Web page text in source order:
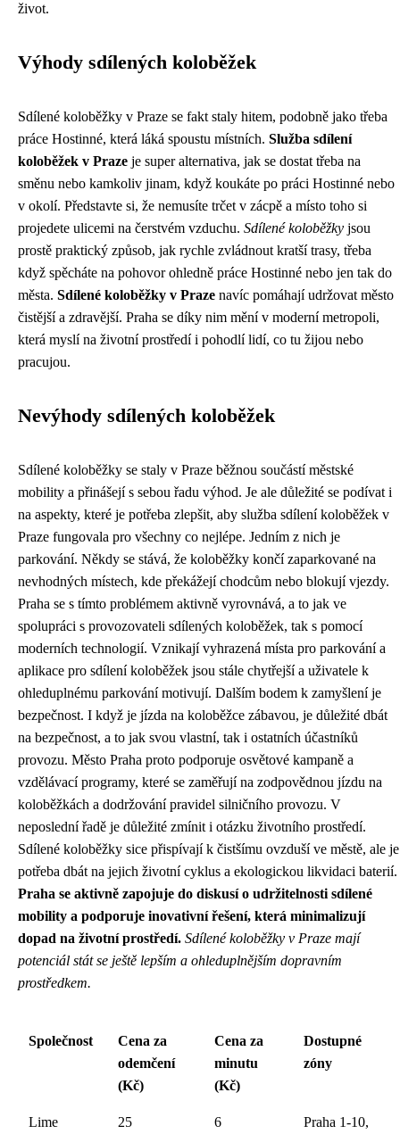
život.
Výhody sdílených koloběžek
Sdílené koloběžky v Praze se fakt staly hitem, podobně jako třeba
práce Hostinné, která láká spoustu místních. Služba sdílení
koloběžek v Praze je super alternativa, jak se dostat třeba na
směnu nebo kamkoliv jinam, když koukáte po práci Hostinné nebo
v okolí. Představte si, že nemusíte trčet v zácpě a místo toho si
projedete ulicemi na čerstvém vzduchu. Sdílené koloběžky jsou
prostě praktický způsob, jak rychle zvládnout kratší trasy, třeba
když spěcháte na pohovor ohledně práce Hostinné nebo jen tak do
města. Sdílené koloběžky v Praze navíc pomáhají udržovat město
čistější a zdravější. Praha se díky nim mění v moderní metropoli,
která myslí na životní prostředí i pohodlí lidí, co tu žijou nebo
pracujou.
Nevýhody sdílených koloběžek
Sdílené koloběžky se staly v Praze běžnou součástí městské
mobility a přinášejí s sebou řadu výhod. Je ale důležité se podívat i
na aspekty, které je potřeba zlepšit, aby služba sdílení koloběžek v
Praze fungovala pro všechny co nejlépe. Jedním z nich je
parkování. Někdy se stává, že koloběžky končí zaparkované na
nevhodných místech, kde překážejí chodcům nebo blokují vjezdy.
Praha se s tímto problémem aktivně vyrovnává, a to jak ve
spolupráci s provozovateli sdílených koloběžek, tak s pomocí
moderních technologií. Vznikají vyhrazená místa pro parkování a
aplikace pro sdílení koloběžek jsou stále chytřejší a uživatele k
ohleduplnému parkování motivují. Dalším bodem k zamyšlení je
bezpečnost. I když je jízda na koloběžce zábavou, je důležité dbát
na bezpečnost, a to jak svou vlastní, tak i ostatních účastníků
provozu. Město Praha proto podporuje osvětové kampaně a
vzdělávací programy, které se zaměřují na zodpovědnou jízdu na
koloběžkách a dodržování pravidel silničního provozu. V
neposlední řadě je důležité zmínit i otázku životního prostředí.
Sdílené koloběžky sice přispívají k čistšímu ovzduší ve městě, ale je
potřeba dbát na jejich životní cyklus a ekologickou likvidaci baterií.
Praha se aktivně zapojuje do diskusí o udržitelnosti sdílené
mobility a podporuje inovativní řešení, která minimalizují
dopad na životní prostředí. Sdílené koloběžky v Praze mají
potenciál stát se ještě lepším a ohleduplnějším dopravním
prostředkem.
Společnost
Cena za
odemčení
(Kč)
Cena za
minutu
(Kč)
Dostupné
zóny
Lime 25 6 Praha 1-10,